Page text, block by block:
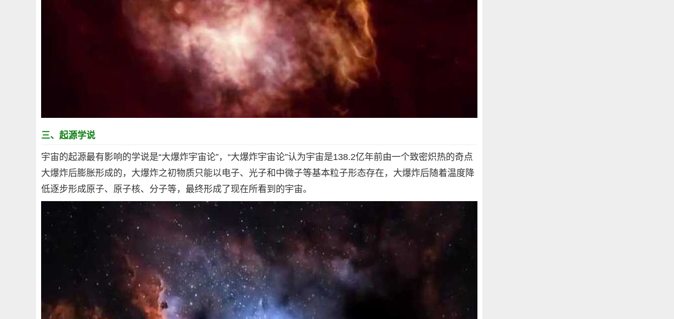
三、起源学说
宇宙的起源最有影响的学说是“大爆炸宇宙论”，“大爆炸宇宙论”认为宇宙是138.2亿年前由一个致密炽热的奇点
大爆炸后膨胀形成的，大爆炸之初物质只能以电子、光子和中微子等基本粒子形态存在，大爆炸后随着温度降
低逐步形成原子、原子核、分子等，最终形成了现在所看到的宇宙。